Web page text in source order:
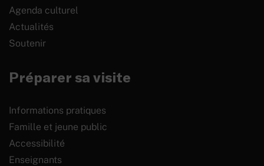
Agenda culturel
Actualités
Soutenir
Préparer sa visite
Informations pratiques
Famille et jeune public
Accessibilité
Enseignants